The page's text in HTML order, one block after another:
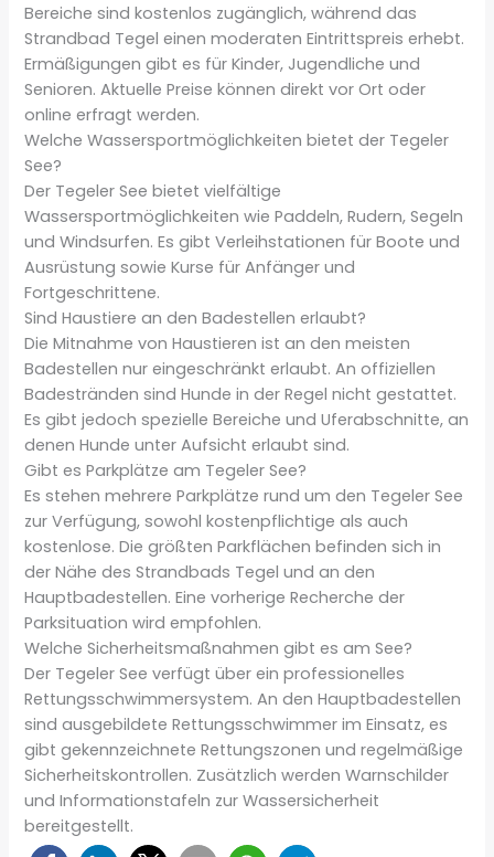
Bereiche sind kostenlos zugänglich, während das
Strandbad Tegel einen moderaten Eintrittspreis erhebt.
Ermäßigungen gibt es für Kinder, Jugendliche und
Senioren. Aktuelle Preise können direkt vor Ort oder
online erfragt werden.
Welche Wassersportmöglichkeiten bietet der Tegeler
See?
Der Tegeler See bietet vielfältige
Wassersportmöglichkeiten wie Paddeln, Rudern, Segeln
und Windsurfen. Es gibt Verleihstationen für Boote und
Ausrüstung sowie Kurse für Anfänger und
Fortgeschrittene.
Sind Haustiere an den Badestellen erlaubt?
Die Mitnahme von Haustieren ist an den meisten
Badestellen nur eingeschränkt erlaubt. An offiziellen
Badestränden sind Hunde in der Regel nicht gestattet.
Es gibt jedoch spezielle Bereiche und Uferabschnitte, an
denen Hunde unter Aufsicht erlaubt sind.
Gibt es Parkplätze am Tegeler See?
Es stehen mehrere Parkplätze rund um den Tegeler See
zur Verfügung, sowohl kostenpflichtige als auch
kostenlose. Die größten Parkflächen befinden sich in
der Nähe des Strandbads Tegel und an den
Hauptbadestellen. Eine vorherige Recherche der
Parksituation wird empfohlen.
Welche Sicherheitsmaßnahmen gibt es am See?
Der Tegeler See verfügt über ein professionelles
Rettungsschwimmersystem. An den Hauptbadestellen
sind ausgebildete Rettungsschwimmer im Einsatz, es
gibt gekennzeichnete Rettungszonen und regelmäßige
Sicherheitskontrollen. Zusätzlich werden Warnschilder
und Informationstafeln zur Wassersicherheit
bereitgestellt.